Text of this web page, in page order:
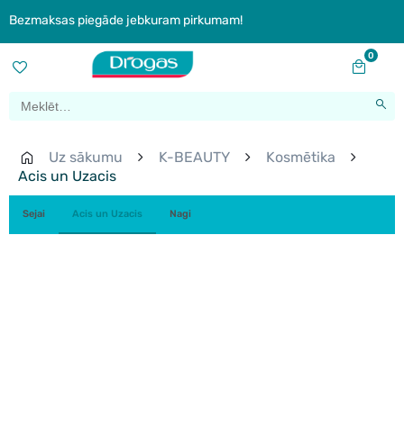
Bezmaksas piegāde jebkuram pirkumam!
0
Uz sākumu K-BEAUTY
Kosmētika
Acis un Uzacis
Sejai Acis un Uzacis Nagi